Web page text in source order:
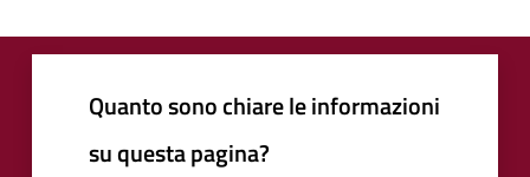
Quanto sono chiare le informazioni
su questa pagina?